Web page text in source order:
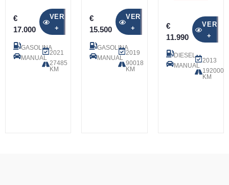
€
17.000
VER
+
GASOLINA
MANUAL
2021
27485
KM
€
15.500
VER
+
GASOLINA
MANUAL
2019
90018
KM
€
11.990
VER
+
DIESEL
MANUAL
2013
192000
KM